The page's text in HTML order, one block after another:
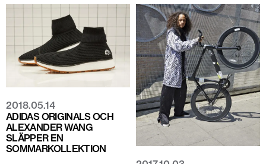
2018.05.14
ADIDAS ORIGINALS OCH
ALEXANDER WANG
SLÄPPER EN
SOMMARKOLLEKTION